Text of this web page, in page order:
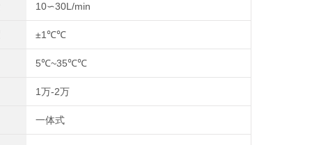
10∽30L/min
±1℃℃
5℃~35℃℃
1万-2万
一体式